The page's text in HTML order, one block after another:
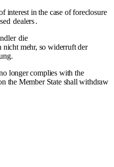
interest in the case of foreclosure
dealers.
die
nicht mehr, so widerruft der
longer complies with the
the Member State shall withdraw